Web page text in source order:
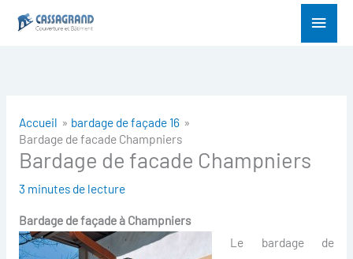
Menu
Accueil
bardage de façade 16
Bardage de facade Champniers
Bardage de facade Champniers
3 minutes de lecture
Bardage de façade à Champniers
Le bardage de